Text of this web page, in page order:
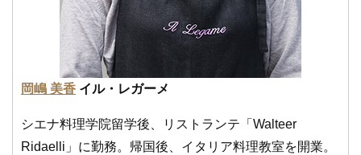
岡嶋 美香 イル・レガーメ
シエナ料理学院留学後、リストランテ「Walteer
Ridaelli」に勤務。帰国後、イタリア料理教室を開業。